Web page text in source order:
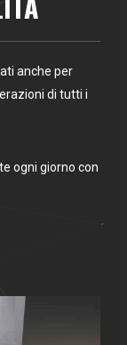
anche per
di tutti i
ogni giorno con